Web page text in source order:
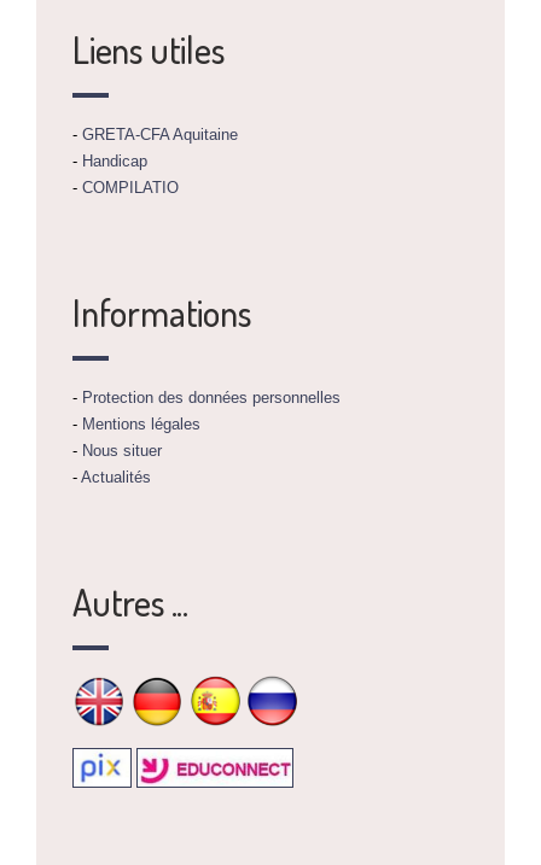
Liens utiles
- GRETA-CFA Aquitaine
- Handicap
- COMPILATIO
Informations
- Protection des données personnelles
- Mentions légales
- Nous situer
- Actualités
Autres ...